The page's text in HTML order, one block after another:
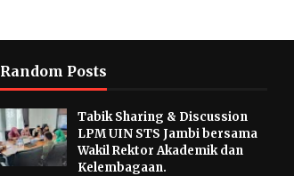
Random Posts
Tabik Sharing & Discussion
LPM UIN STS Jambi bersama
Wakil Rektor Akademik dan
Kelembagaan.